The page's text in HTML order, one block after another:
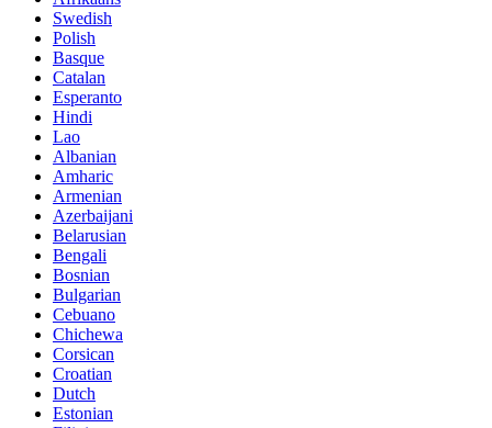
Swedish
Polish
Basque
Catalan
Esperanto
Hindi
Lao
Albanian
Amharic
Armenian
Azerbaijani
Belarusian
Bengali
Bosnian
Bulgarian
Cebuano
Chichewa
Corsican
Croatian
Dutch
Estonian